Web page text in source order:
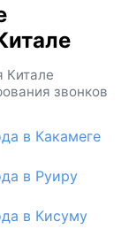
Китале
звонков
в Какамеге
в Руиру
в Кисуму